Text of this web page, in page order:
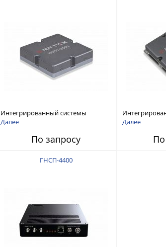
Интегрированный системы
защиты от ГНСС-помех RFТех
Далее
По запросу
защиты от
Далее
По
ГНСП-4400